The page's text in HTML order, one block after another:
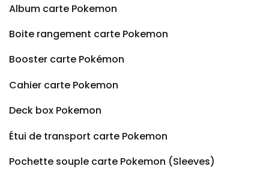
Album carte Pokemon
Boite rangement carte Pokemon
Booster carte Pokémon
Cahier carte Pokemon
Deck box Pokemon
Étui de transport carte Pokemon
Pochette souple carte Pokemon (Sleeves)